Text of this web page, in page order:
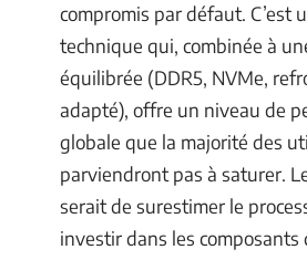
compromis par défaut. C’est
technique qui, combinée à
équilibrée (DDR5, NVMe,
adapté), offre un niveau de
globale que la majorité des
parviendront pas à saturer.
serait de surestimer le
investir dans les composants